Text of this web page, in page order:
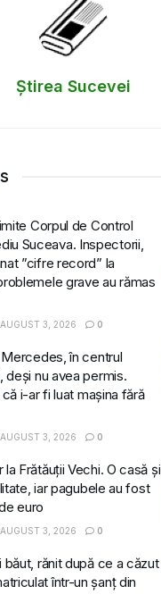
Știrea Sucevei
Corpul de Control
Suceava. Inspectorii,
”cifre record” la
grave au rămas
3, 2026 0
Mercedes, în centrul
deși nu avea permis.
i-ar fi luat mașina fără
3, 2026 0
Frătăuții Vechi. O casă și
iar pagubele au fost
euro
3, 2026 0
băut, rănit după ce a căzut
într-un șanț din